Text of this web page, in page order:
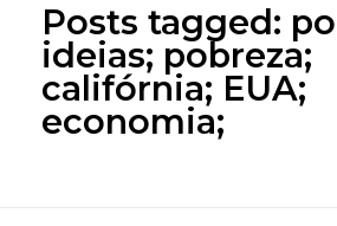
Posts tagged:
ideias; pobreza;
califórnia; EUA;
economia;